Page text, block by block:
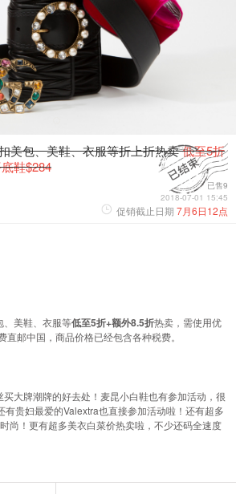
美包、美鞋、衣服等折上折热卖低至5折
鞋$284
已售9
2018-07-01 15:45
促销截止日期 7月6日12点
、美鞋、衣服等低至5折+额外8.5折热卖，需使用优
直邮中国，商品价格已经包含各种税费。
大牌潮牌的好去处！麦昆小白鞋也有参加活动，很
有贵妇最爱的Valextra也直接参加活动啦！还有超多
尚！更有超多美衣白菜价热卖啦，不少还码全速度